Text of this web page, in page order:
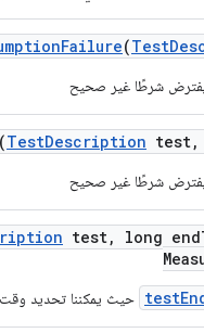
Failure(Test
يفترض شرطًا غير صحيح
TestDescription test,
يفترض شرطًا غير صحيح
test, long end
حيث يمكننا تحديد وقت